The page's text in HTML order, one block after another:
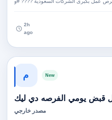
2h
ago
م New
قبض يومي الفرصه دي ليك
مصدر خارجي